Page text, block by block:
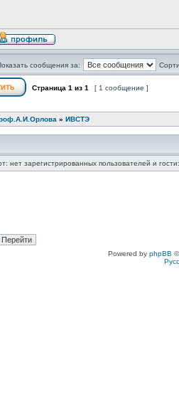
сообщения за:
Страница 1 из 1 [ 1 сообщение ]
» ИВСТЭ
нет зарегистрированных пользователей и
Powered by phpBB